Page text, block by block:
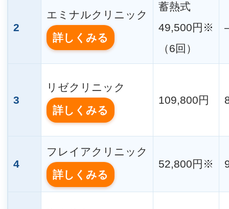
2
エミナルクリニック
詳しくみる
蓄熱式
49,500円※
（6回）
3
リゼクリニック
詳しくみる
109,800円
4
フレイアクリニック
詳しくみる
52,800円※